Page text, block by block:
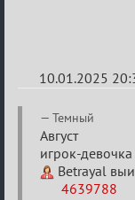
10.01.2025
Re:
Двенадцать
месяцев
2025
Темный
Август
игрок-
Betrayal
4639788